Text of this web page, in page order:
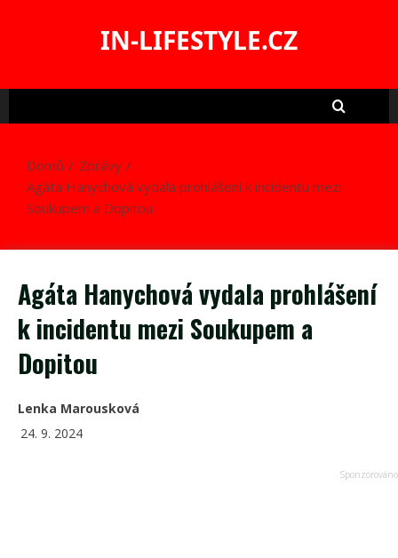
IN-LIFESTYLE.CZ
Domů
Zprávy
Agáta Hanychová vydala prohlášení k incidentu mezi
Soukupem a Dopitou
Agáta Hanychová vydala prohlášení
k incidentu mezi Soukupem a
Dopitou
Lenka Marousková
24. 9. 2024